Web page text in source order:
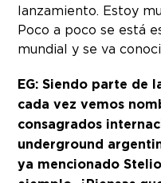
lanzamiento. Estoy
Poco a poco se está
mundial y se va
EG: Siendo parte de
cada vez vemos
consagrados
underground
ya mencionado